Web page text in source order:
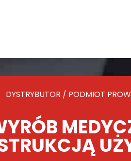
DYSTRYBUTOR / PODMIOT